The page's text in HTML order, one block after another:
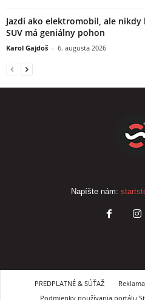
Jazdí ako elektromobil, ale
SUV má geniálny pohon
Karol Gajdoš - 6. augusta 2026
Napíšte nám:
PREDPLATNÉ & SÚŤAŽ Reklama
Podmienky používania portálu